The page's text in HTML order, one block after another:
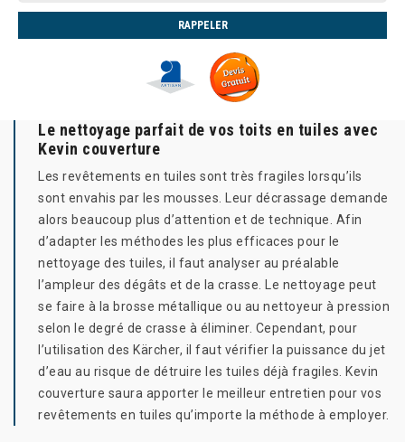
Le nettoyage parfait de vos toits en tuiles avec
Kevin couverture
Les revêtements en tuiles sont très fragiles lorsqu’ils
sont envahis par les mousses. Leur décrassage demande
alors beaucoup plus d’attention et de technique. Afin
d’adapter les méthodes les plus efficaces pour le
nettoyage des tuiles, il faut analyser au préalable
l’ampleur des dégâts et de la crasse. Le nettoyage peut
se faire à la brosse métallique ou au nettoyeur à pression
selon le degré de crasse à éliminer. Cependant, pour
l’utilisation des Kärcher, il faut vérifier la puissance du jet
d’eau au risque de détruire les tuiles déjà fragiles. Kevin
couverture saura apporter le meilleur entretien pour vos
revêtements en tuiles qu’importe la méthode à employer.